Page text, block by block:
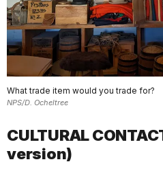
What trade item would you trade for?
NPS/D. Ocheltree
CULTURAL
version)